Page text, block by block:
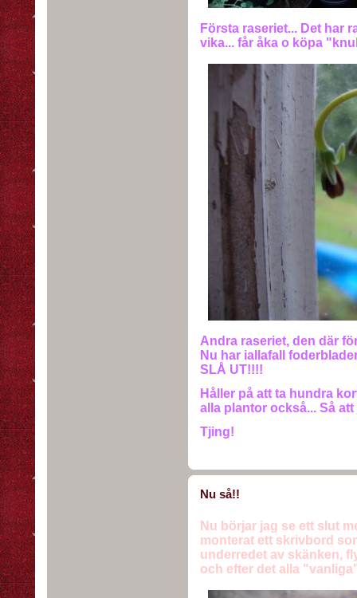
Första raseriet... Det har
vika... får åka o köpa
Andra raseriet, den där
Nu har iallafall
SLÅ UT!!!!
Håller på att ta hundra
alla plantor också... Så
Tjing!
Nu så!!
Nu börjar jag se ett slut
monterat ett skrivbord
underredet av skänken,
och efter det alla